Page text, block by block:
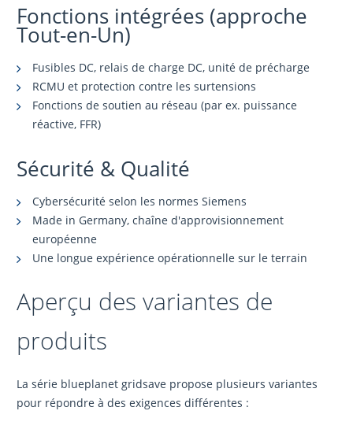
Fonctions intégrées (approche
Tout-en-Un)
Fusibles DC, relais de charge DC, unité de précharge
RCMU et protection contre les surtensions
Fonctions de soutien au réseau (par ex. puissance
réactive, FFR)
Sécurité & Qualité
Cybersécurité selon les normes Siemens
Made in Germany, chaîne d'approvisionnement
européenne
Une longue expérience opérationnelle sur le terrain
Aperçu des variantes de
produits
La série blueplanet gridsave propose plusieurs variantes
pour répondre à des exigences différentes :